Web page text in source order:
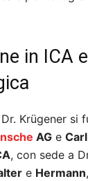
in ICA
Krügener si
AG e
, con sede a
e Hermann